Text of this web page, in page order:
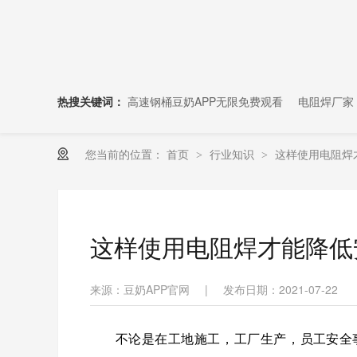
热搜关键词： 高速钢桶豆奶APP无限免费观看 电阻焊厂家
您当前的位置： 首页 > 行业知识 > 这样使用电阻
这样使用电阻焊才能降
来源：豆奶APP官网 | 发布日期：2021-07-22
不论是在工地施工，工厂生产，员工安